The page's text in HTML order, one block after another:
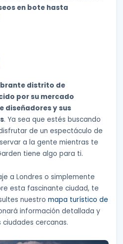
en bote hasta
distrito de
por su mercado
diseñadores y sus
. Ya sea que estés buscando
de un espectáculo de
a la gente mientras te
tiene algo para ti.
a Londres o simplemente
esta fascinante ciudad, te
nuestro mapa turístico de
información detallada y
cercanas.